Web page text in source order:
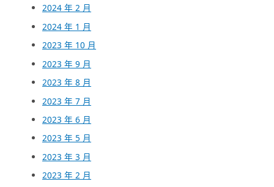
2024 年 2 月
2024 年 1 月
2023 年 10 月
2023 年 9 月
2023 年 8 月
2023 年 7 月
2023 年 6 月
2023 年 5 月
2023 年 3 月
2023 年 2 月